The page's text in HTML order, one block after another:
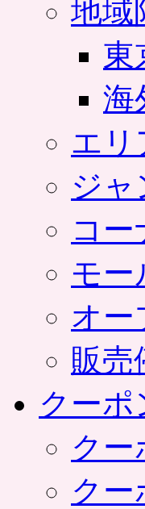
地域
東
海
エリ
ジ
コ
モー
オー
販売
クーポ
ク
ク